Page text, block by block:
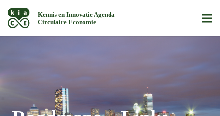
Kennis en Innovatie Agenda
Circulaire Economie